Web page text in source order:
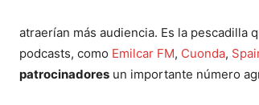
atraerían más audiencia. Es la pescadilla
podcasts, como Emilcar FM, Cuonda,
patrocinadores un importante número